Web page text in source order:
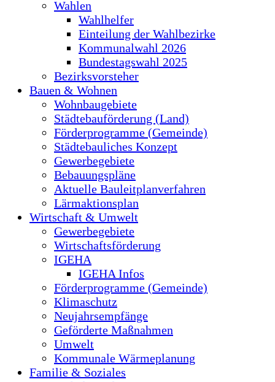
Wahlen
Wahlhelfer
Einteilung der Wahlbezirke
Kommunalwahl 2026
Bundestagswahl 2025
Bezirksvorsteher
Bauen & Wohnen
Wohnbaugebiete
Städtebauförderung (Land)
Förderprogramme (Gemeinde)
Städtebauliches Konzept
Gewerbegebiete
Bebauungspläne
Aktuelle Bauleitplanverfahren
Lärmaktionsplan
Wirtschaft & Umwelt
Gewerbegebiete
Wirtschaftsförderung
IGEHA
IGEHA Infos
Förderprogramme (Gemeinde)
Klimaschutz
Neujahrsempfänge
Geförderte Maßnahmen
Umwelt
Kommunale Wärmeplanung
Familie & Soziales